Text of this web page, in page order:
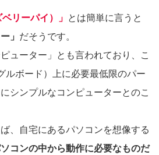
リーパイ）」 とは簡単に言うと
」 だそうです。
ューター」とも言われており、こ
ルボード）上に必要最低限のパー
シンプルなコンピューターとのこ
、自宅にあるパソコンを想像する
コンの中から動作に必要なものだ